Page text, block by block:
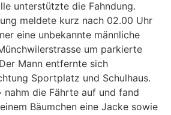
unterstützte die Fahndung.
meldete kurz nach 02.00 Uhr
eine unbekannte männliche
um parkierte
Mann entfernte sich
Sportplatz und Schulhaus.
nahm die Fährte auf und fand
Bäumchen eine Jacke sowie